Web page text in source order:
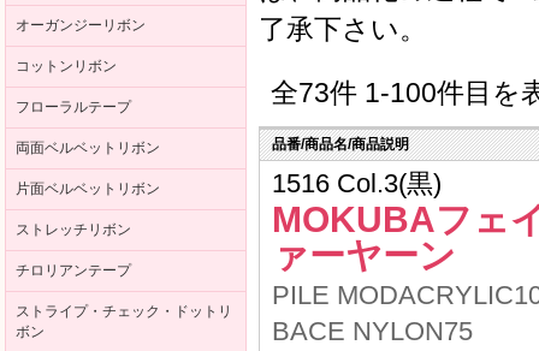
オーガンジーリボン
コットンリボン
フローラルテープ
両面ベルベットリボン
片面ベルベットリボン
ストレッチリボン
チロリアンテープ
ストライプ・チェック・ドットリ
ボン
了承下さい。
全73件 1-100件目を
品番/商品名/商品説明
1516 Col.3(黒)
MOKUBAフェ
ァーヤーン
PILE
BACE NYLON75